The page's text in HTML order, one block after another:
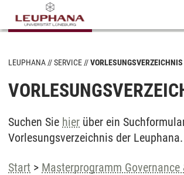
LEUPHANA SERVICE VORLESUNGSVERZEICHNIS
Suchen Sie hier über ein
Vorlesungsverzeichnis der Leuphana.
Start > Masterprogramm Governance